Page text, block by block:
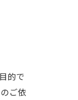
的で
ご依